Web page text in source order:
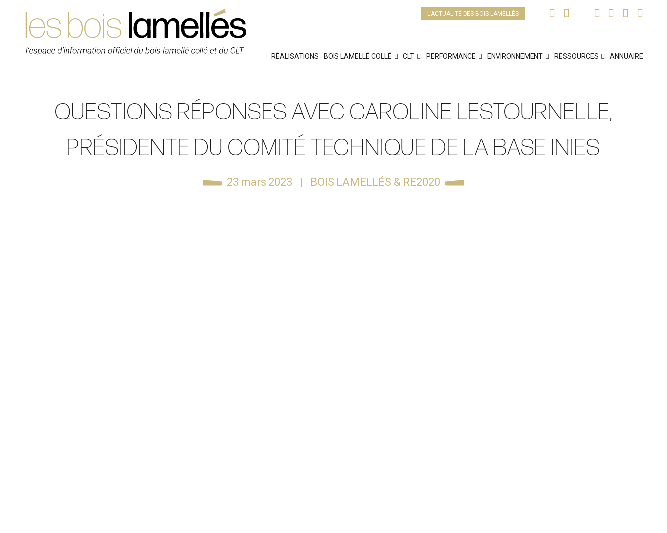
L’ACTUALITÉ DES BOIS LAMELLÉS
RÉALISATIONS BOIS LAMELLÉ COLLÉ CLT PERFORMANCE ENVIRONNEMENT RESSOURCES ANNUAIRE
QUESTIONS RÉPONSES AVEC CAROLINE LESTOURNELLE,
PRÉSIDENTE DU COMITÉ TECHNIQUE DE LA BASE INIES
23 mars 2023 BOIS LAMELLÉS & RE2020